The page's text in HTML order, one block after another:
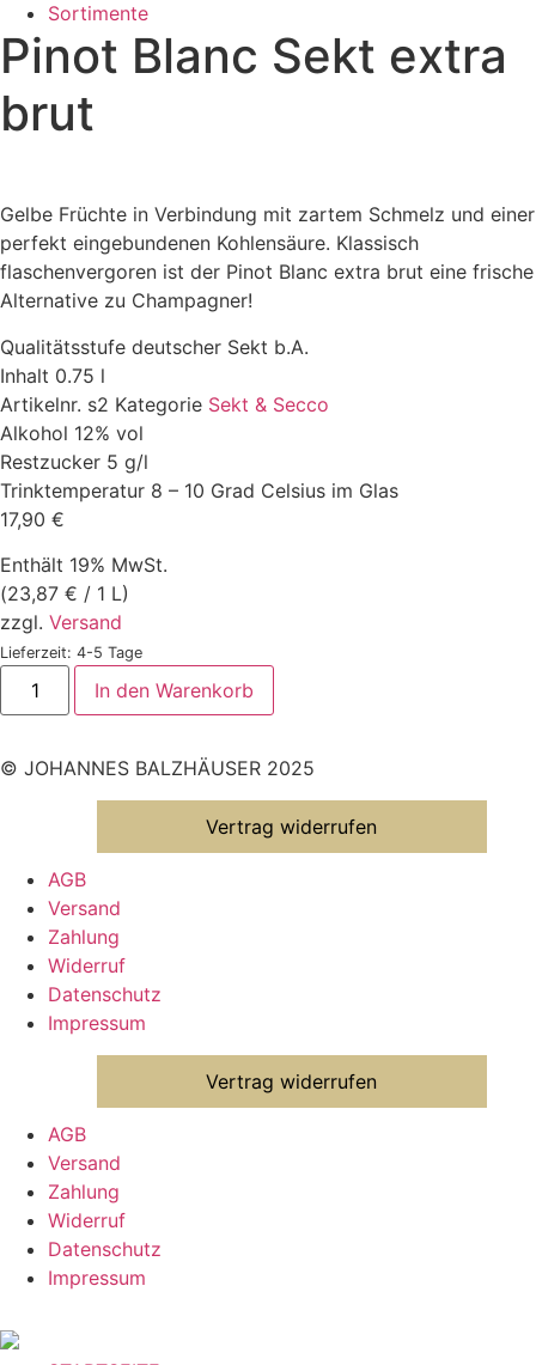
Sortimente
Pinot Blanc Sekt extra
brut
Gelbe Früchte in Verbindung mit zartem Schmelz und einer
perfekt eingebundenen Kohlensäure. Klassisch
flaschenvergoren ist der Pinot Blanc extra brut eine frische
Alternative zu Champagner!
Qualitätsstufe deutscher Sekt b.A.
Inhalt 0.75 l
Artikelnr. s2 Kategorie Sekt & Secco
Alkohol 12% vol
Restzucker 5 g/l
Trinktemperatur 8 – 10 Grad Celsius im Glas
17,90 €
Enthält 19% MwSt.
(23,87 € / 1 L)
zzgl. Versand
Lieferzeit: 4-5 Tage
Pinot
Blanc
Sekt
Menge
In den Warenkorb
© JOHANNES BALZHÄUSER 2025
Vertrag widerrufen
AGB
Versand
Zahlung
Widerruf
Datenschutz
Impressum
Vertrag widerrufen
AGB
Versand
Zahlung
Widerruf
Datenschutz
Impressum